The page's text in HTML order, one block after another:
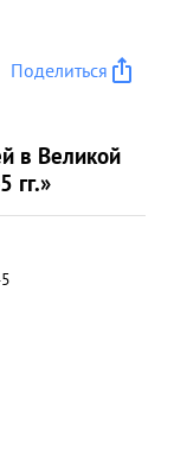
Поделиться
в Великой
гг.»